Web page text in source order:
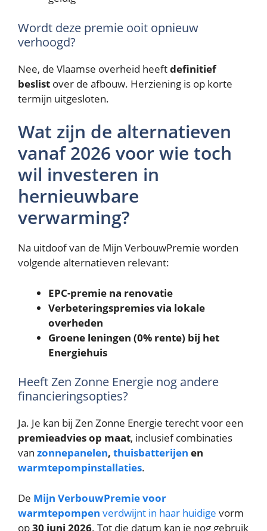
Wordt deze premie ooit opnieuw
verhoogd?
Nee, de Vlaamse overheid heeftdefinitief
beslist over de afbouw. Herziening is op korte
termijn uitgesloten.
Wat zijn de alternatieven
vanaf 2026 voor wie toch
wil investeren in
hernieuwbare
verwarming?
Na uitdoof van de Mijn VerbouwPremie worden
volgende alternatieven relevant:
EPC-premie na renovatie
Verbeteringspremies via lokale
overheden
Groene leningen (0% rente) bij het
Energiehuis
Heeft Zen Zonne Energie nog andere
financieringsopties?
Ja. Je kan bij Zen Zonne Energie terecht voor een
premieadvies op maat, inclusief combinaties
van zonnepanelen, thuisbatterijen en
warmtepompinstallaties.
De Mijn VerbouwPremie voor
warmtepompen verdwijnt in haar huidige vorm
op30 juni 2026. Tot die datum kan je nog gebruik